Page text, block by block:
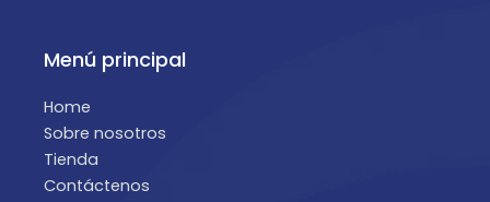
Menú principal
Home
Sobre nosotros
Tienda
Contáctenos